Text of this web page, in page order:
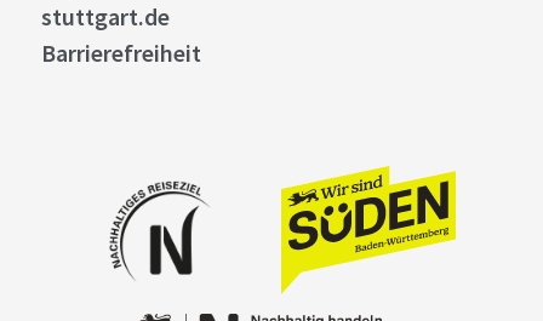
stuttgart.de
Barrierefreiheit